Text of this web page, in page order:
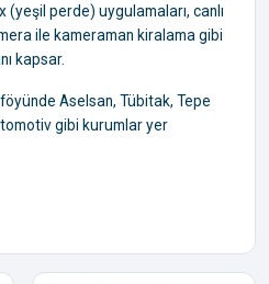
perde) uygulamaları, canlı
ile kameraman kiralama gibi
kapsar.
Aselsan, Tübitak, Tepe
gibi kurumlar yer